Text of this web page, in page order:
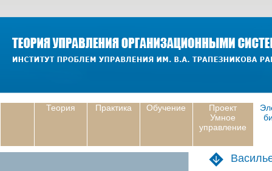
Теория Практика Обучение
Проект
Умное
управление